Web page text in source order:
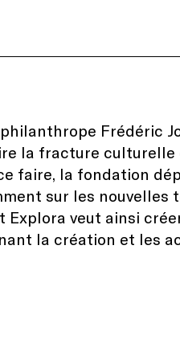
Frédéric
la fracture culturelle
faire, la fondation
sur les
Explora veut ainsi
la création et les